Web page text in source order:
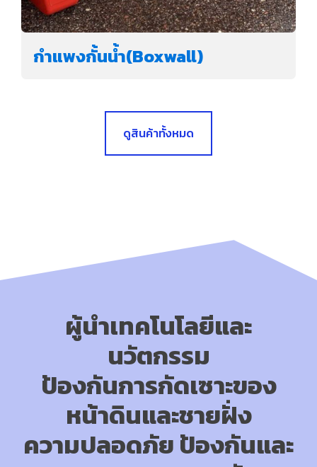
กำแพงกั้นน้ำ(Boxwall)
ดูสินค้าทั้งหมด
ผู้นำเทคโนโลยีและ
นวัตกรรม
ป้องกันการกัดเซาะของ
หน้าดินและชายฝั่ง
ความปลอดภัย ป้องกันและ